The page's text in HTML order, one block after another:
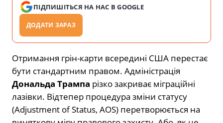
ПІДПИШІТЬСЯ НА НАС В GOOGLE
ДОДАТИ ЗАРАЗ
Отримання грін-карти всередині США перестає
бути стандартним правом. Адміністрація
Дональда Трампа різко закриває міграційні
лазівки. Відтепер процедура зміни статусу
(Adjustment of Status, AOS) перетворюється на